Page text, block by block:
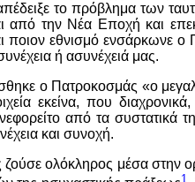
το πρόβλημα των
από την Νέα Εποχή και
ποιον εθνισμό ενσάρκωνε
ή ασυνέχειά μας.
ο Πατροκοσμάς «ο
εκείνα, που
από τα συστατικά
και συνοχή.
ολόκληρος μέσα στην
1